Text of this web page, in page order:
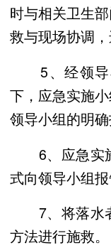
时与相关卫生
救与现场协调，
5、经领导
下，应急实施
领导小组的明
6、应急实
式向领导小组报
7、将落水
方法进行施救。